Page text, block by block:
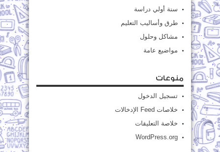
سنة أولي دراسة
طرق وأساليب التعليم
مشاكل وحلول
مواضيع عامة
منوعات
تسجيل الدخول
خلاصات Feed الإدخالات
خلاصة التعليقات
WordPress.org